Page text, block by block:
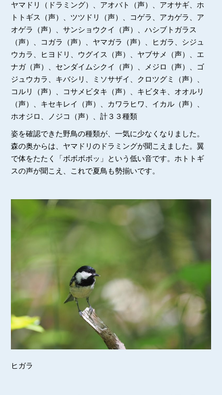
ヤマドリ（ドラミング）、アオバト（声）、アオサギ、ホ
トトギス（声）、ツツドリ（声）、コゲラ、アカゲラ、ア
オゲラ（声）、サンショウクイ（声）、ハシブトガラス
（声）、コガラ（声）、ヤマガラ（声）、ヒガラ、シジュ
ウカラ、ヒヨドリ、ウグイス（声）、ヤブサメ（声）、エ
ナガ（声）、センダイムシクイ（声）、メジロ（声）、ゴ
ジュウカラ、キバシリ、ミソサザイ、クロツグミ（声）、
コルリ（声）、コサメビタキ（声）、キビタキ、オオルリ
（声）、キセキレイ（声）、カワラヒワ、イカル（声）、
ホオジロ、ノジコ（声）、計３３種類
姿を確認できた野鳥の種類が、一気に少なくなりました。
森の奥からは、ヤマドリのドラミングが聞こえました。翼
で体をたたく「ボボボボッ」という低い音です。ホトトギ
スの声が聞こえ、これで夏鳥も勢揃いです。
ヒガラ